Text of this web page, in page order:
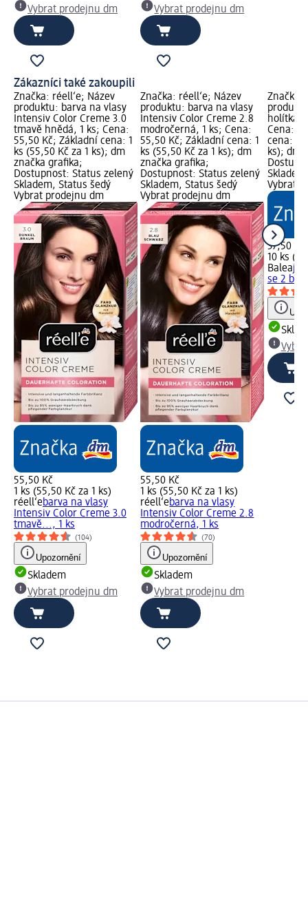
Vybrat prodejnu dm
Vybrat prodejnu dm
Zákazníci také zakoupili
Značka: réell‘e; Název
produktu: barva na vlasy
Intensiv Color Creme 3.0
tmavě hnědá, 1 ks; Cena:
55,50 Kč; Základní cena: 1
ks (55,50 Kč za 1 ks); dm
značka grafika;
Dostupnost: Status zelený
Skladem, Status šedý
Vybrat prodejnu dm
55,50 Kč
1 ks (55,50 Kč za 1 ks)
réell‘ebarva na vlasy
Intensiv Color Creme 3.0
tmavě..., 1 ks
(104)
Upozornění
Skladem
Vybrat prodejnu dm
Značka: réell‘e; Název
produktu: barva na vlasy
Intensiv Color Creme 2.8
modročerná, 1 ks; Cena:
55,50 Kč; Základní cena: 1
ks (55,50 Kč za 1 ks); dm
značka grafika;
Dostupnost: Status zelený
Skladem, Status šedý
Vybrat prodejnu dm
55,50 Kč
1 ks (55,50 Kč za 1 ks)
réell‘ebarva na vlasy
Intensiv Color Creme 2.8
modročerná, 1 ks
(70)
Upozornění
Skladem
Vybrat prodejnu dm
Značka:
holítka
Cena:
cena: 10
ks); dm
Vybrat
37,50 Kč
10 ks
Balea
se 2